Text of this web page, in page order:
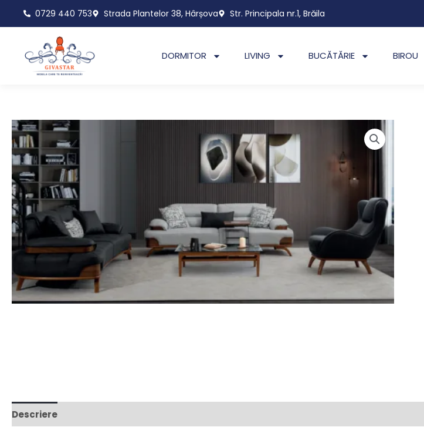
0729 440 753 Strada Plantelor 38, Hârșova Str. Principala nr.1, Brăila
DORMITOR LIVING BUCĂTĂRIE BIROU
Descriere